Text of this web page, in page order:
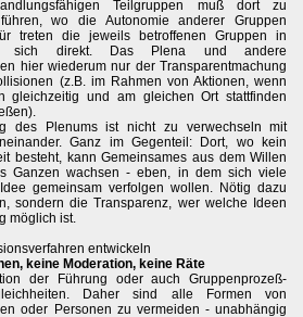
Teilgruppen muß dort zu
führen, wo die Autonomie anderer Gruppen
treten die jeweils betroffenen Gruppen in
sich direkt. Das Plena und andere
hier wiederum nur der Transparentmachung
(z.B. im Rahmen von Aktionen, wenn
gleichzeitig und am gleichen Ort stattfinden
des Plenums ist nicht zu verwechseln mit
Ganz im Gegenteil: Dort, wo kein
besteht, kann Gemeinsames aus dem Willen
Ganzen wachsen - eben, in dem sich viele
gemeinsam verfolgen wollen. Nötig dazu
sondern die Transparenz, wer welche Ideen
möglich ist.
entwickeln
keine Moderation, keine Räte
der Führung oder auch Gruppenprozeß-
Daher sind alle Formen von
oder Personen zu vermeiden - unabhängig